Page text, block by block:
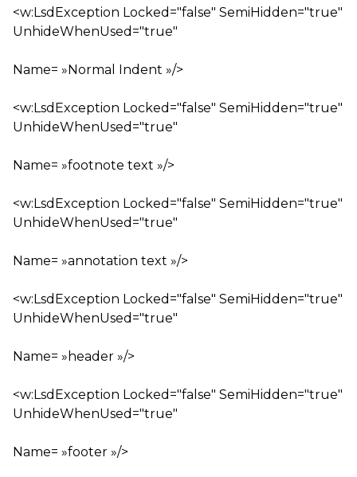
<w:LsdException Locked="false" SemiHidden="true"
UnhideWhenUsed="true"
Name= »Normal Indent »/>
<w:LsdException Locked="false" SemiHidden="true"
UnhideWhenUsed="true"
Name= »footnote text »/>
<w:LsdException Locked="false" SemiHidden="true"
UnhideWhenUsed="true"
Name= »annotation text »/>
<w:LsdException Locked="false" SemiHidden="true"
UnhideWhenUsed="true"
Name= »header »/>
<w:LsdException Locked="false" SemiHidden="true"
UnhideWhenUsed="true"
Name= »footer »/>